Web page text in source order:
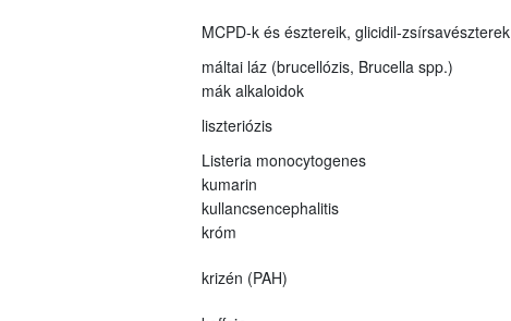
MCPD-k és észtereik, glicidil-zsírsavészterek
máltai láz (brucellózis, Brucella spp.)
mák alkaloidok
liszteriózis
Listeria monocytogenes
kumarin
kullancsencephalitis
króm
krizén (PAH)